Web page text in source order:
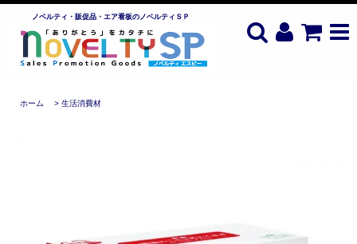
ノベルティ・販促品・エア看板のノベルティＳＰ
ホーム > 生活消費材